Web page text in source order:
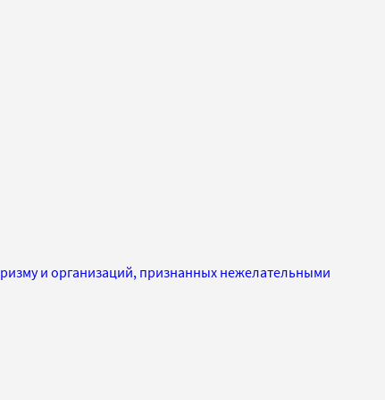
и организаций, признанных нежелательными